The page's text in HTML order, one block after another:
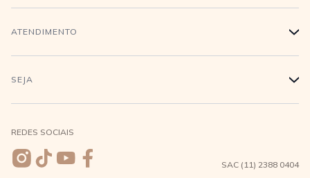
Conecte-se
Login
Meus pedidos
Wishlist
ATENDIMENTO +
Compra Segura
Entrega e Frete
SEJA +
REDES SOCIAIS
SAC (11) 2388 0404